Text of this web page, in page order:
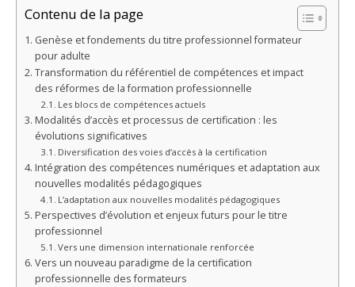
Contenu de la page
Genèse et fondements du titre professionnel formateur
pour adulte
Transformation du référentiel de compétences et impact
des réformes de la formation professionnelle
Les blocs de compétences actuels
Modalités d’accès et processus de certification : les
évolutions significatives
Diversification des voies d’accès à la certification
Intégration des compétences numériques et adaptation aux
nouvelles modalités pédagogiques
L’adaptation aux nouvelles modalités pédagogiques
Perspectives d’évolution et enjeux futurs pour le titre
professionnel
Vers une dimension internationale renforcée
Vers un nouveau paradigme de la certification
professionnelle des formateurs